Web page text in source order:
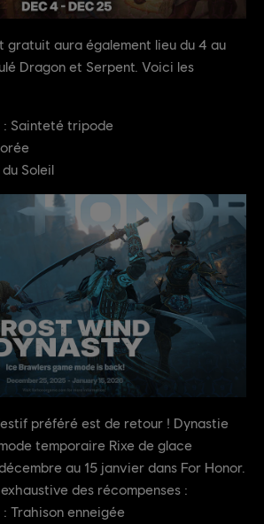
gratuit aura également lieu du 4 au
Dragon et Serpent. Voici les
: Sainteté tripode
Soleil
préféré est de retour ! Dynastie
temporaire Rixe de glace
au 15 janvier dans For Honor.
des récompenses :
Trahison enneigée